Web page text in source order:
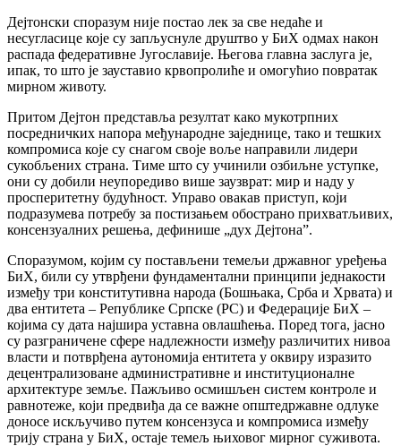
Дејтонски споразум није постао лек за све недаће и
несугласице које су запљуснуле друштво у БиХ одмах након
распада федеративне Југославије. Његова главна заслуга је,
ипак, то што је зауставио крвопролиће и омогућио повратак
мирном животу.
Притом Дејтон представља резултат како мукотрпних
посредничких напора међународне заједнице, тако и тешких
компромиса које су снагом своје воље направили лидери
сукобљених страна. Тиме што су учинили озбиљне уступке,
они су добили неупоредиво више заузврат: мир и наду у
просперитетну будућност. Управо овакав приступ, који
подразумева потребу за постизањем обострано прихватљивих,
консензуалних решења, дефинише „дух Дејтона”.
Споразумом, којим су постављени темељи државног уређења
БиХ, били су утврђени фундаментални принципи једнакости
између три конститутивна народа (Бошњака, Срба и Хрвата) и
два ентитета – Републике Српске (РС) и Федерације БиХ –
којима су дата најшира уставна овлашћења. Поред тога, јасно
су разграничене сфере надлежности између различитих нивоа
власти и потврђена аутономија ентитета у оквиру изразито
децентрализоване административне и институционалне
архитектуре земље. Пажљиво осмишљен систем контроле и
равнотеже, који предвиђа да се важне општедржавне одлуке
доносе искључиво путем консензуса и компромиса између
трију страна у БиХ, остаје темељ њиховог мирног суживота.